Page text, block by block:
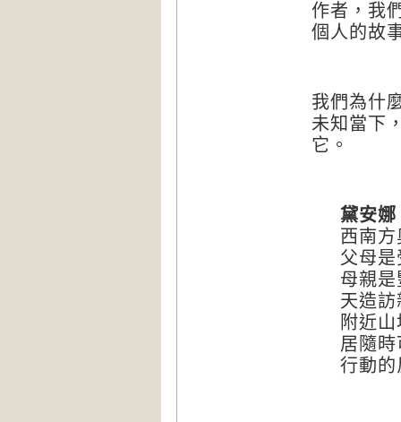
作者，我
個人的故
我們為什
未知當下
它。
黛安娜
西南
父母
母親
天造
附近
居隨
行動